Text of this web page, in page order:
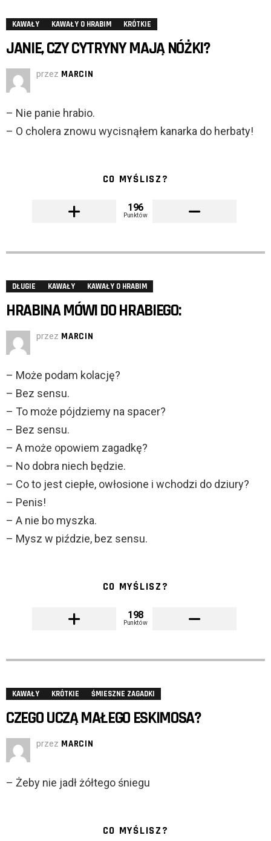
KAWAŁY KAWAŁY O HRABIM KRÓTKIE
JANIE, CZY CYTRYNY MAJĄ NÓŻKI?
przez MARCIN
– Nie panie hrabio.
– O cholera znowu wycisnąłem kanarka do herbaty!
CO MYŚLISZ?
196
Punktów
DŁUGIE KAWAŁY KAWAŁY O HRABIM
HRABINA MÓWI DO HRABIEGO:
przez MARCIN
– Może podam kolację?
– Bez sensu.
– To może pójdziemy na spacer?
– Bez sensu.
– A może opowiem zagadkę?
– No dobra niech będzie.
– Co to jest ciepłe, owłosione i wchodzi do dziury?
– Penis!
– A nie bo myszka.
– Mysz w piździe, bez sensu.
CO MYŚLISZ?
198
Punktów
KAWAŁY KRÓTKIE ŚMIESZNE ZAGADKI
CZEGO UCZĄ MAŁEGO ESKIMOSA?
przez MARCIN
– Żeby nie jadł żółtego śniegu
CO MYŚLISZ?